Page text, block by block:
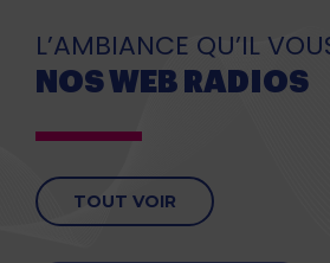
L’AMBIANCE QU’IL
NOS WEB RADIOS
TOUT VOIR